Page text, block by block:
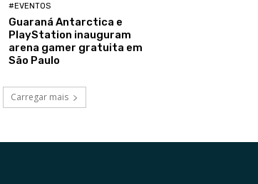
#EVENTOS
Guaraná Antarctica e
PlayStation inauguram
arena gamer gratuita em
São Paulo
Carregar mais